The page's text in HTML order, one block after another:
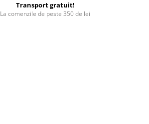
Transport gratuit!
La comenzile de peste 350 de lei